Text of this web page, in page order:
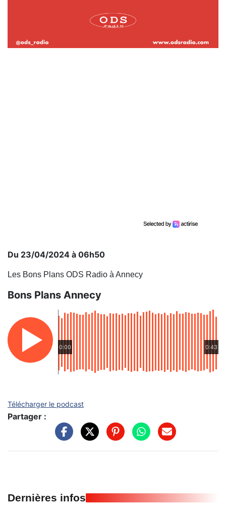
Du 23/04/2024 à 06h50
Les Bons Plans ODS Radio à Annecy
Bons Plans Annecy
0:00 0:43
Télécharger le podcast
Partager :
Dernières infos